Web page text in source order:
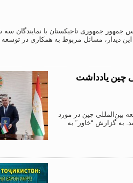
امامعلی رحمان، رئیس جمهور جمهوری تاجیکستان با
دیدار، مسائل مربوط به همکاری در توسعه
چین یادداشت
توسعه بین‌المللی چین در مورد
به گزارش “خاور” به